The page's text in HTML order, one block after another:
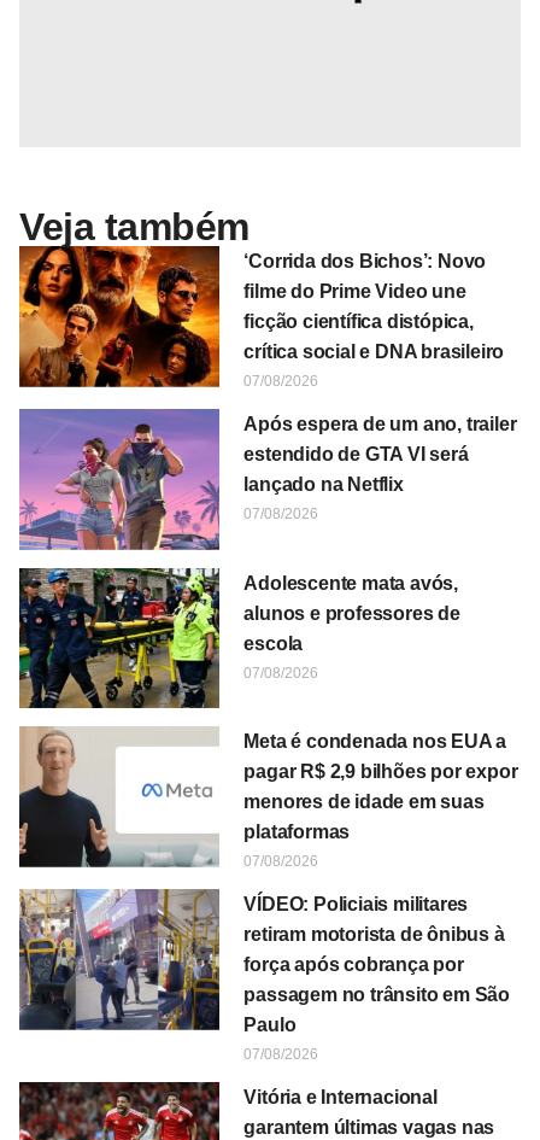
Veja também
‘Corrida dos Bichos’: Novo
filme do Prime Video une
ficção científica distópica,
crítica social e DNA brasileiro
07/08/2026
Após espera de um ano, trailer
estendido de GTA VI será
lançado na Netflix
07/08/2026
Adolescente mata avós,
alunos e professores de
escola
07/08/2026
Meta é condenada nos EUA a
pagar R$ 2,9 bilhões por expor
menores de idade em suas
plataformas
07/08/2026
VÍDEO: Policiais militares
retiram motorista de ônibus à
força após cobrança por
passagem no trânsito em São
Paulo
07/08/2026
Vitória e Internacional
garantem últimas vagas nas